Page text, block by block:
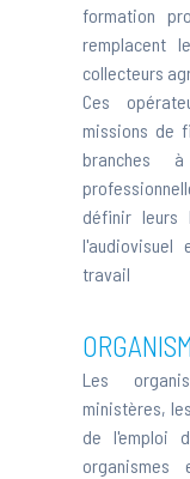
formation
remplacent
collecteurs
Ces
missions de
branches
définir leurs
travail
Les
ministères,
de l'emploi